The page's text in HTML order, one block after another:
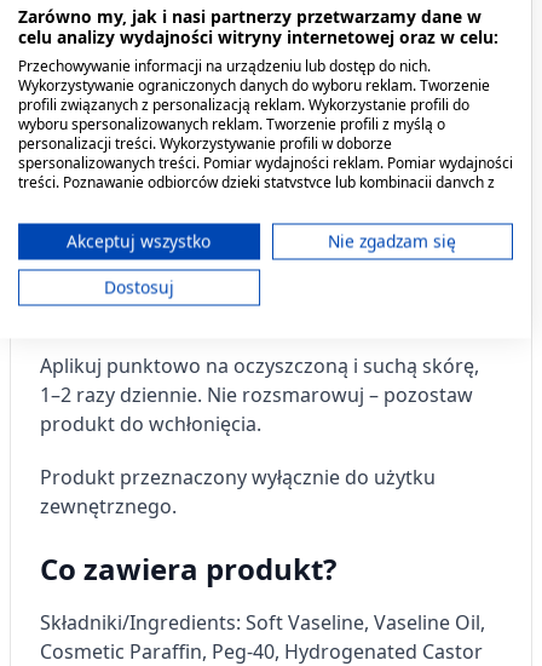
Wspomaga walkę z ostrogami piętowymi i
stwardniałą skórą.
Działa zmiękczająco oraz regenerująco.
Łagodzi dyskomfort i podrażnienia.
Bazuje na składnikach roślinnych i olejkach
chemicznych.
Sposób użycia
Aplikuj punktowo na oczyszczoną i suchą skórę,
1–2 razy dziennie. Nie rozsmarowuj – pozostaw
produkt do wchłonięcia.
Produkt przeznaczony wyłącznie do użytku
zewnętrznego.
Co zawiera produkt?
Składniki/Ingredients: Soft Vaseline, Vaseline Oil,
Cosmetic Paraffin, Peg-40, Hydrogenated Castor
Zarówno my, jak i nasi partnerzy przetwarzamy dane w
celu analizy wydajności witryny internetowej oraz w celu:
Przechowywanie informacji na urządzeniu lub dostęp do nich.
Wykorzystywanie ograniczonych danych do wyboru reklam. Tworzenie
profili związanych z personalizacją reklam. Wykorzystanie profili do
wyboru spersonalizowanych reklam. Tworzenie profili z myślą o
personalizacji treści. Wykorzystywanie profili w doborze
spersonalizowanych treści. Pomiar wydajności reklam. Pomiar wydajności
treści. Poznawanie odbiorców dzięki statystyce lub kombinacji danych z
ograniczonych danych do wyboru treści.
Dane mogą być udostępniane poza Unię Europejską i wysyłane do USA.
Twoja zgoda i polityka cookie dotyczą wyłącznie tej witryny/aplikacji.
Wyświetl listę partnerów (11 dostawców IAB)
Cele przetwarzania IAB:
Przechowywanie informacji na urządzeniu
lub dostęp do nich
Wykorzystywanie ograniczonych danych do
wyboru reklam
spersonalizowanych reklam
spersonalizowanych reklam
Akceptuj wszystko
Nie zgadzam się
Dostosuj